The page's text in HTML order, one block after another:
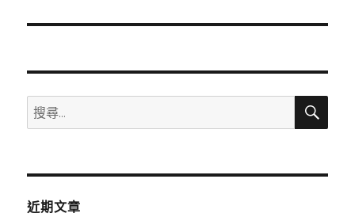
文
搜
尋
鍵
搜
近期文章